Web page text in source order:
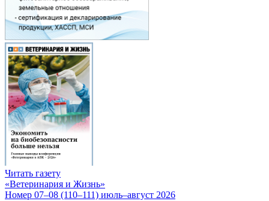
Читать газету
«Ветеринария и Жизнь»
Номер 07–08 (110–111) июль–август 2026